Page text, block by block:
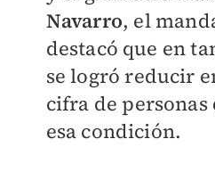
Navarro, el
destacó que en
se logró reducir
cifra de
esa condición.